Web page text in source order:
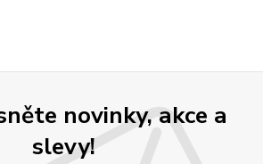
novinky, akce a
slevy!